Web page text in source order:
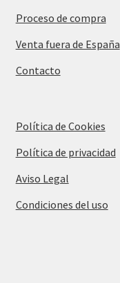
Proceso de compra
Venta fuera de España
Contacto
Política de Cookies
Política de privacidad
Aviso Legal
Condiciones del uso